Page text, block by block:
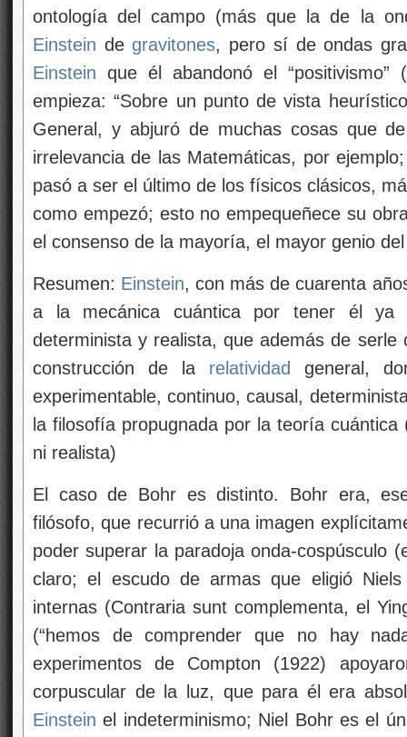
ontología del campo (más que la de la
Einstein degravitones, pero sí de ondas
Einstein que él abandonó el
empieza: “Sobre un punto de vista
General, y abjuró de muchas cosas que
irrelevancia de las Matemáticas, por
pasó a ser el último de los físicos clásicos,
como empezó; esto no empequeñece su
el consenso de la mayoría, el mayor genio
Resumen: Einstein, con más de cuarenta
a la mecánica cuántica por tener él ya
determinista y realista, que además de
construcción de la relatividad
general,
experimentable, continuo, causal,
la filosofía propugnada por la teoría
ni realista)
El caso de Bohr es distinto. Bohr era,
filósofo, que recurrió a una imagen
poder superar la paradoja onda-cospúsculo
claro; el escudo de armas que eligió
internas (Contraria sunt complementa, el
(“hemos de comprender que no hay
experimentos de Compton (1922)
corpuscular de la luz, que para él era
Einstein el indeterminismo; Niel Bohr es el